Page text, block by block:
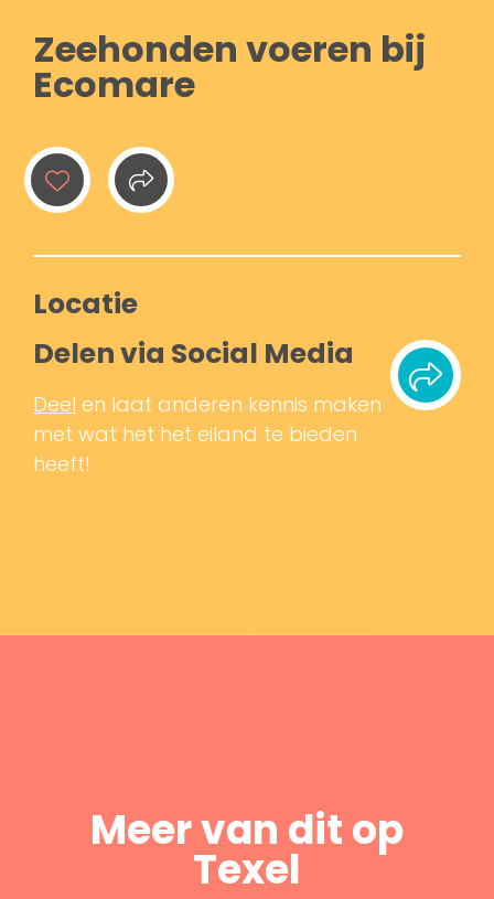
Zeehonden voeren bij
Ecomare
Locatie
Delen via Social Media
Deel en laat anderen kennis maken
met wat het het eiland te bieden
heeft!
Meer van dit op
Texel